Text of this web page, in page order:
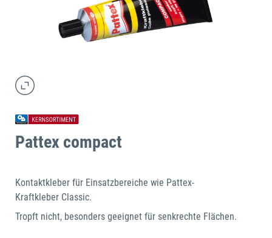
Pattex compact
Kontaktkleber für Einsatzbereiche wie Pattex-
Kraftkleber Classic.
Tropft nicht, besonders geeignet für senkrechte Flächen.